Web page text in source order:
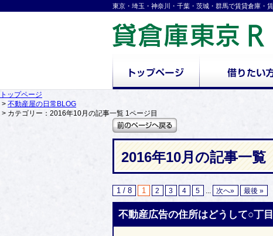
東京・埼玉・神奈川・千葉・茨城・群馬で賃貸倉庫・
トップページ
> 不動産屋の日常BLOG
> カテゴリー：2016年10月の記事一覧 1ページ目
2016年10月の記事一覧
1 / 8 1 2 3 4 5 ... 次へ» 最後 »
不動産広告の住所はどうして○丁